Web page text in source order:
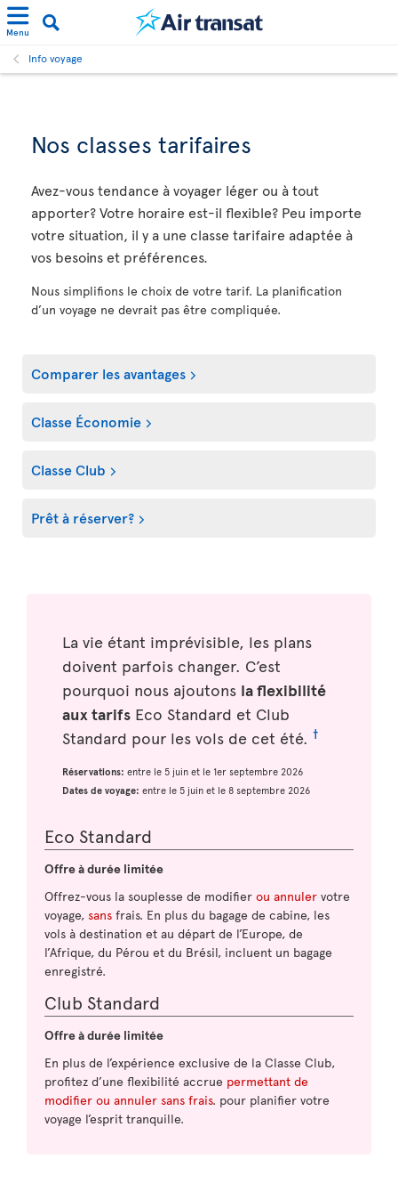
Menu
Info voyage
Nos classes tarifaires
Avez-vous tendance à voyager léger ou à tout
apporter? Votre horaire est-il flexible? Peu importe
votre situation, il y a une classe tarifaire adaptée à
vos besoins et préférences.
Nous simplifions le choix de votre tarif. La planification
d’un voyage ne devrait pas être compliquée.
Comparer les avantages
Classe Économie
Classe Club
Prêt à réserver?
La vie étant imprévisible, les plans
doivent parfois changer. C’est
pourquoi nous ajoutons la flexibilité
aux tarifs Eco Standard et Club
Standard pour les vols de cet été. †
Réservations: entre le 5 juin et le 1er septembre 2026
Dates de voyage: entre le 5 juin et le 8 septembre 2026
Eco Standard
Offre à durée limitée
Offrez-vous la souplesse de modifier ou annuler votre
voyage, sans frais. En plus du bagage de cabine, les
vols à destination et au départ de l’Europe, de
l’Afrique, du Pérou et du Brésil, incluent un bagage
enregistré.
Club Standard
Offre à durée limitée
En plus de l’expérience exclusive de la Classe Club,
profitez d’une flexibilité accrue permettant de
modifier ou annuler sans frais. pour planifier votre
voyage l’esprit tranquille.